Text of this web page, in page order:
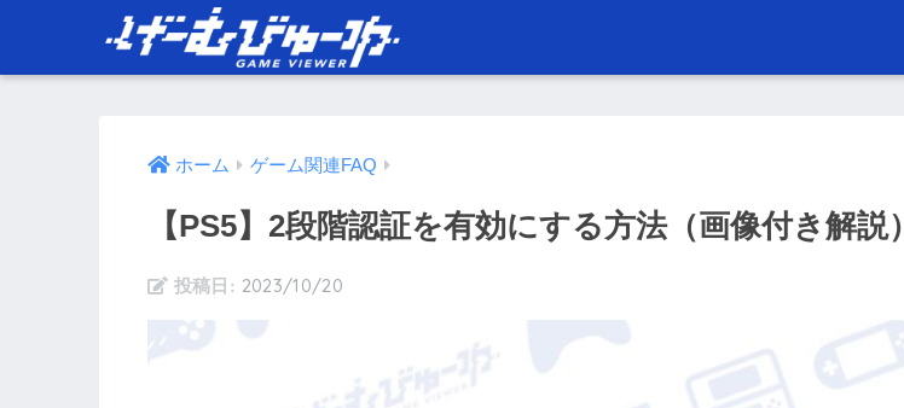
ホーム ゲーム関連FAQ
【PS5】2段階認証を有効にする方法（画像付き解説）
2023/10/20